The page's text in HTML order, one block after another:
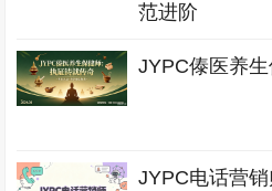
范进阶
JYPC傣医养
JYPC电话营